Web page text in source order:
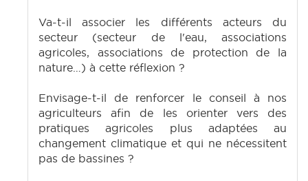
Va-t-il associer les différents acteurs du
secteur (secteur de l'eau, associations
agricoles, associations de protection de la
nature…) à cette réflexion ?
Envisage-t-il de renforcer le conseil à nos
agriculteurs afin de les orienter vers des
pratiques agricoles plus adaptées au
changement climatique et qui ne nécessitent
pas de bassines ?